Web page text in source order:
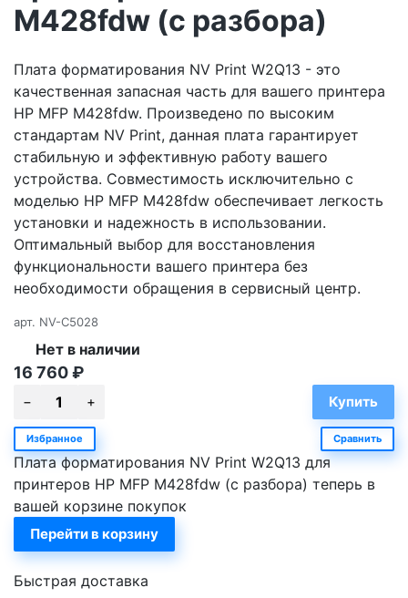
M428fdw (с разбора)
Плата форматирования NV Print W2Q13 - это
качественная запасная часть для вашего принтера
HP MFP M428fdw. Произведено по высоким
стандартам NV Print, данная плата гарантирует
стабильную и эффективную работу вашего
устройства. Совместимость исключительно с
моделью HP MFP M428fdw обеспечивает легкость
установки и надежность в использовании.
Оптимальный выбор для восстановления
функциональности вашего принтера без
необходимости обращения в сервисный центр.
арт. NV-C5028
Нет в наличии
16 760₽
Избранное Сравнить
Плата форматирования NV Print W2Q13 для
принтеров HP MFP M428fdw (с разбора) теперь в
вашей корзине покупок
Перейти в корзину
Быстрая доставка